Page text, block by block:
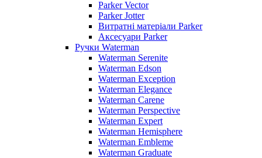
Parker Vector
Parker Jotter
Витратні матеріали Parker
Аксесуари Parker
Ручки Waterman
Waterman Serenite
Waterman Edson
Waterman Exception
Waterman Elegance
Waterman Carene
Waterman Perspective
Waterman Expert
Waterman Hemisphere
Waterman Embleme
Waterman Graduate